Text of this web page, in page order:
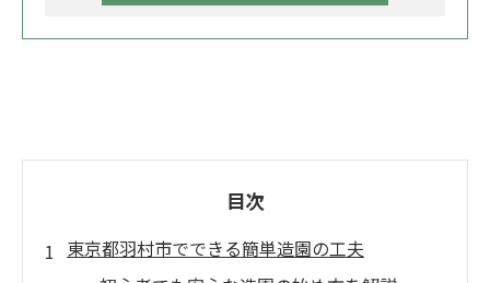
目次
東京都羽村市でできる簡単造園の工夫